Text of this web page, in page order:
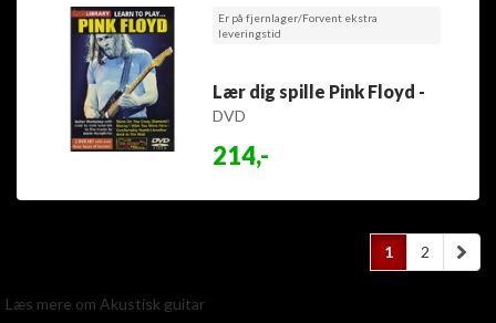
Er på fjernlager/Forvent ekstra
leveringstid
Lær dig spille Pink Floyd -
DVD
214,-
1 2
Læs mere om Akustisk guitar